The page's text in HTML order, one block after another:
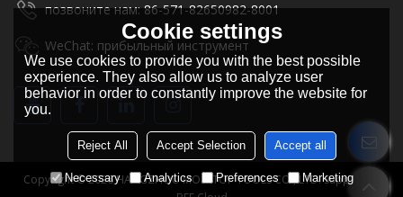
позвоните нам: 86-571-82650982-8001
WeChat: прибыльный инструмент
Copyright © 2026HANGZHOU MORETOP TOOLS CO., LTD.Support By
Cookie settings
We use cookies to provide you with the best possible
experience. They also allow us to analyze user
behavior in order to constantly improve the website for
you.
Reject All Accept Selection Accept all
Necessary Analytics Preferences Marketing